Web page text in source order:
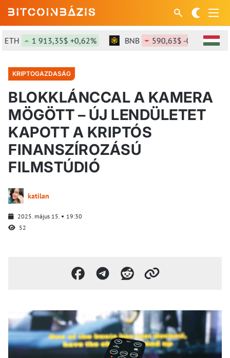
1 913,35$ +0,62% BNB 590,63$ -0,41%
KRIPTOGAZDASÁG
BLOKKLÁNCCAL A KAMERA
MÖGÖTT – ÚJ LENDÜLETET
KAPOTT A KRIPTÓS
FINANSZÍROZÁSÚ
FILMSTÚDIÓ
katilan
2025. május 15.
19:30
52